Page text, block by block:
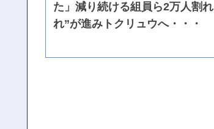
た」減り続ける組員ら2万人割
れ”が進みトクリュウへ・・・